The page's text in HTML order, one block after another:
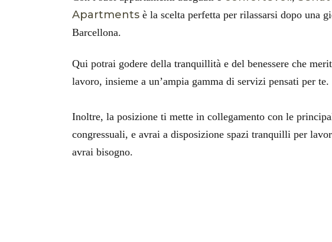
Apartments è la scelta perfetta per rilassarsi dopo una
Barcellona.
Qui potrai godere della tranquillità e del benessere che
lavoro, insieme a un’ampia gamma di servizi pensati per te.
Inoltre, la posizione ti mette in collegamento con le
congressuali, e avrai a disposizione spazi tranquilli per
avrai bisogno.